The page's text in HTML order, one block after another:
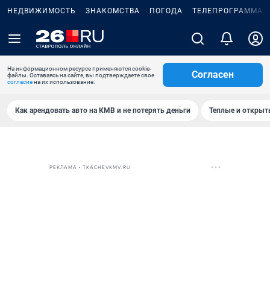
НЕДВИЖИМОСТЬ ЗНАКОМСТВА ПОГОДА ТЕЛЕПРОГРАММА
На информационном ресурсе применяются cookie-
файлы. Оставаясь на сайте, вы подтверждаете свое
согласиена их использование.
Согласен
Как арендовать авто на КМВ и не потерять деньги Теплые и
РЕКЛАМА • TKACHEVKMV.RU